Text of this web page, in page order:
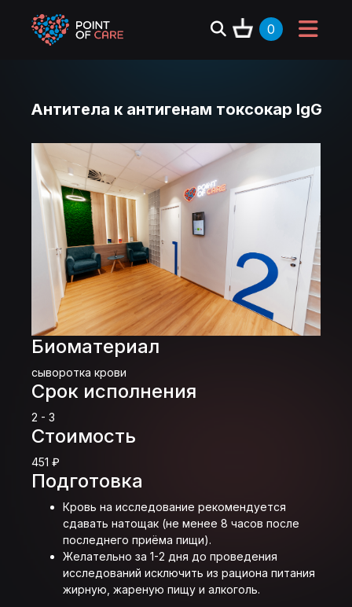
0
Антитела к антигенам токсокар IgG
Биоматериал
сыворотка крови
Срок исполнения
2 - 3
Стоимость
451 ₽
Подготовка
Кровь на исследование рекомендуется
сдавать натощак (не менее 8 часов после
последнего приёма пищи).
Желательно за 1-2 дня до проведения
исследований исключить из рациона питания
жирную, жареную пищу и алкоголь.